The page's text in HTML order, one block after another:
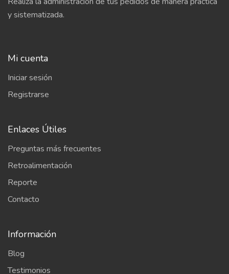
y sistematizada.
Mi cuenta
Iniciar sesión
Registrarse
Enlaces Útiles
Preguntas más frecuentes
Retroalimentación
Reporte
Contacto
Información
Blog
Testimonios